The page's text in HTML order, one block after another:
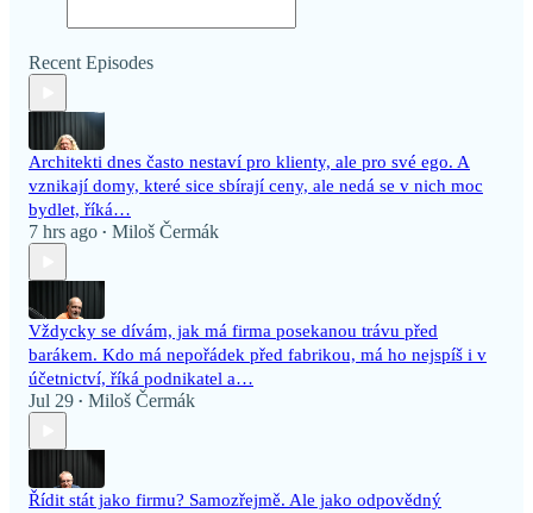
Recent Episodes
Architekti dnes často nestaví pro klienty, ale pro své ego. A
vznikají domy, které sice sbírají ceny, ale nedá se v nich moc
bydlet, říká…
7 hrs ago • Miloš Čermák
Vždycky se dívám, jak má firma posekanou trávu před
barákem. Kdo má nepořádek před fabrikou, má ho nejspíš i v
účetnictví, říká podnikatel a…
Jul 29 • Miloš Čermák
Řídit stát jako firmu? Samozřejmě. Ale jako odpovědný